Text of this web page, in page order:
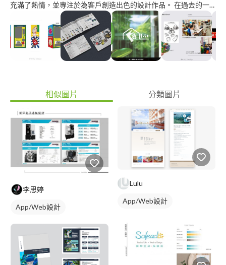
充滿了熱情，並專注於為客戶創造出色的設計作品。 在過去的一
年中，我在公司有幸與各種不同小型商家的客戶合作，能夠在他們
的需求下提供不同風格設計方案，將客戶想法轉化為視覺作品並符
合客戶設計需求。 如果你正在尋找一位充滿創意、細心且有耐心
的平面設計師來完成你的項目，我很樂意與你合作，共同打造出色
的設計作品，期待能有機會為您提供卓越的設計服務！
相似圖片 分類圖片
李思婷
App/Web設計
Lulu
App/Web設計